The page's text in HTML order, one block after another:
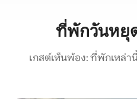
ที่พักวันหยุ
เกสต์เห็นพ้อง: ที่พักเหล่